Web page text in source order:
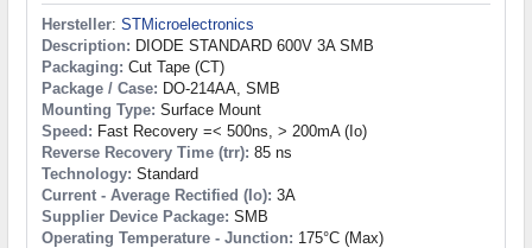
Hersteller: STMicroelectronics
Description: DIODE STANDARD 600V 3A SMB
Packaging: Cut Tape (CT)
Package / Case: DO-214AA, SMB
Mounting Type: Surface Mount
Speed: Fast Recovery =< 500ns, > 200mA (Io)
Reverse Recovery Time (trr): 85 ns
Technology: Standard
Current - Average Rectified (Io): 3A
Supplier Device Package: SMB
Operating Temperature - Junction: 175°C (Max)